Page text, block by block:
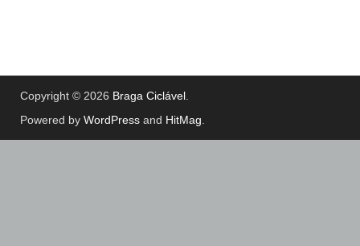
Copyright © 2026 Braga Ciclável
Powered by WordPress and HitMag